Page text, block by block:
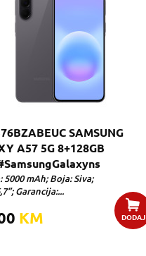
SAMSUNG
A57 5G 8+128GB
5000 mAh; Boja: Siva;
Garancija:...
KM DODAJ